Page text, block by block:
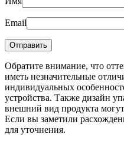
Email
Обратите внимание, что
иметь незначительные
индивидуальных
устройства. Также дизайн
внешний вид продукта
Если вы заметили
для уточнения.